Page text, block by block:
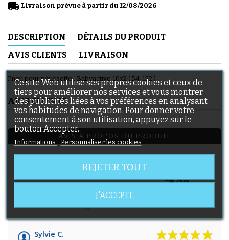
local_shipping Livraison prévue à partir du 12/08/2026
DESCRIPTION
DÉTAILS DU PRODUIT
AVIS CLIENTS
LIVRAISON
Pneu pour poussette , Babyactive 10x2 ( 54-152 )
AVIS CLIENTS
AVIS À PROPOS DU PRODUIT
Avis soumis à un contrôle
9/10
Sylvie C.
Ce site Web utilise ses propres cookies et ceux de
tiers pour améliorer nos services et vous montrer
des publicités liées à vos préférences en analysant
vos habitudes de navigation. Pour donner votre
consentement à son utilisation, appuyez sur le
bouton Accepter.
Informations Personnaliser les cookies
REJETER TOUT
J'ACCEPTE